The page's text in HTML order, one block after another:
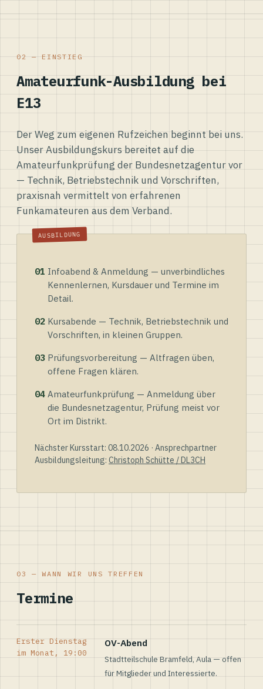
02 — EINSTIEG
Amateurfunk-Ausbildung bei
E13
Der Weg zum eigenen Rufzeichen beginnt bei uns.
Unser Ausbildungskurs bereitet auf die
Amateurfunkprüfung der Bundesnetzagentur vor
— Technik, Betriebstechnik und Vorschriften,
praxisnah vermittelt von erfahrenen
Funkamateuren aus dem Verband.
01 Infoabend & Anmeldung — unverbindliches
Kennenlernen, Kursdauer und Termine im
Detail.
02 Kursabende — Technik, Betriebstechnik und
Vorschriften, in kleinen Gruppen.
03 Prüfungsvorbereitung — Altfragen üben,
offene Fragen klären.
04 Amateurfunkprüfung — Anmeldung über
die Bundesnetzagentur, Prüfung meist vor
Ort im Distrikt.
Nächster Kursstart: 08.10.2026 · Ansprechpartner
Ausbildungsleitung: Christoph Schütte / DL3CH
03 — WANN WIR UNS TREFFEN
Termine
Erster Dienstag
im Monat, 19:00
OV-Abend
Stadtteilschule Bramfeld, Aula — offen
für Mitglieder und Interessierte.